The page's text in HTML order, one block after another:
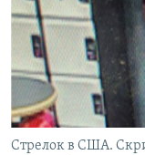
РАСПИСАНИЕ
ПОДПИШИТЕСЬ
СОЦИАЛЬНЫЕ СЕТИ
Стрелок в США.